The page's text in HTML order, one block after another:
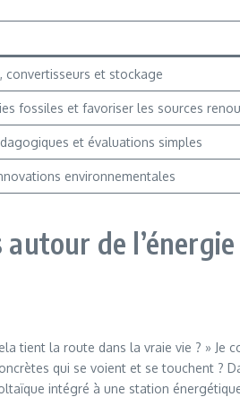
convertisseurs et stockage
fossiles et favoriser les sources
et évaluations simples
environnementales
de
tient la route dans la vraie vie ? »
qui se voient et se touchent ?
intégré à une station